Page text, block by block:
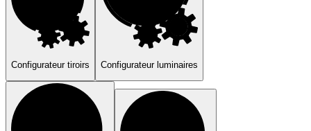
language
arrow_drop_down
Configurateur tiroirs Configurateur luminaires